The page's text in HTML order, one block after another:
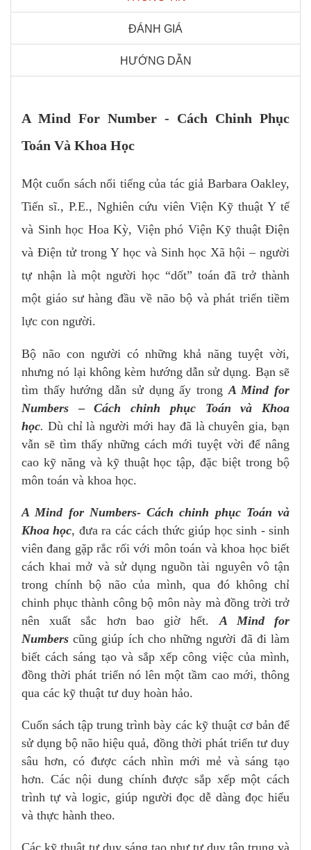
ĐÁNH GIÁ
HƯỚNG DẪN
A Mind For Number - Cách Chinh Phục
Toán Và Khoa Học
Một cuốn sách nổi tiếng của tác giả Barbara Oakley,
Tiến sĩ., P.E., Nghiên cứu viên Viện Kỹ thuật Y tế
và Sinh học Hoa Kỳ, Viện phó Viện Kỹ thuật Điện
và Điện tử trong Y học và Sinh học Xã hội – người
tự nhận là một người học “dốt” toán đã trở thành
một giáo sư hàng đầu về não bộ và phát triển tiềm
lực con người.
Bộ não con người có những khả năng tuyệt vời,
nhưng nó lại không kèm hướng dẫn sử dụng. Bạn sẽ
tìm thấy hướng dẫn sử dụng ấy trongA Mind for
Numbers–Cách chinh phục Toán và Khoa
học. Dù chỉ là người mới hay đã là chuyên gia, bạn
vẫn sẽ tìm thấy những cách mới tuyệt vời để nâng
cao kỹ năng và kỹ thuật học tập, đặc biệt trong bộ
môn toán và khoa học.
A Mind for Numbers- Cách chinh phục Toán và
Khoa học, đưa ra các cách thức giúp học sinh - sinh
viên đang gặp rắc rối với môn toán và khoa học biết
cách khai mở và sử dụng nguồn tài nguyên vô tận
trong chính bộ não của mình, qua đó không chỉ
chinh phục thành công bộ môn này mà đồng trời trở
nên xuất sắc hơn bao giờ hết.A Mind for
Numbers cũng giúp ích cho những người đã đi làm
biết cách sáng tạo và sắp xếp công việc của mình,
đồng thời phát triển nó lên một tầm cao mới, thông
qua các kỹ thuật tư duy hoàn hảo.
Cuốn sách tập trung trình bày các kỹ thuật cơ bản để
sử dụng bộ não hiệu quả, đồng thời phát triển tư duy
sâu hơn, có được cách nhìn mới mẻ và sáng tạo
hơn. Các nội dung chính được sắp xếp một cách
trình tự và logic, giúp người đọc dễ dàng đọc hiểu
và thực hành theo.